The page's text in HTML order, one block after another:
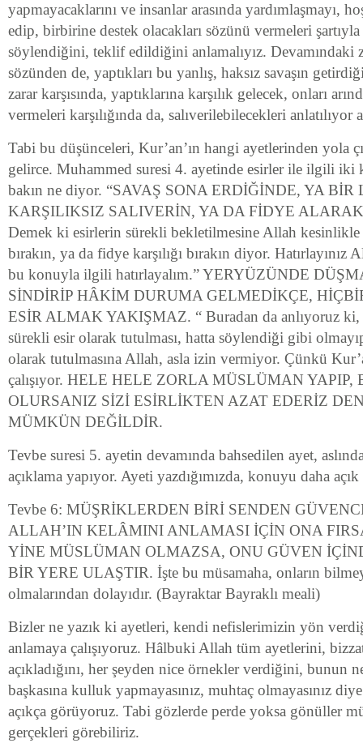
yapmayacaklarını ve insanlar arasında yardımlaşmayı,
edip, birbirine destek olacakları sözünü vermeleri şartıyla
söylendiğini, teklif edildiğini anlamalıyız. Devamındaki
sözünden de, yaptıkları bu yanlış, haksız savaşın
zarar karşısında, yaptıklarına karşılık gelecek, onları
vermeleri karşılığında da, salıverilebilecekleri anlatılıyor
Tabi bu düşünceleri, Kur’an’ın hangi ayetlerinden yola
gelirce. Muhammed suresi 4. ayetinde esirler ile ilgili iki
bakın ne diyor. “SAVAŞ SONA ERDİĞİNDE, YA
KARŞILIKSIZ SALIVERİN, YA DA FİDYE
Demek ki esirlerin sürekli bekletilmesine Allah kesinlikle
bırakın, ya da fidye karşılığı bırakın diyor.
bu konuyla ilgili hatırlayalım.” YERYÜZÜNDE
SİNDİRİP HÂKİM DURUMA GELMEDİKÇE,
ESİR ALMAK YAKIŞMAZ. “ Buradan da anlıyoruz ki,
sürekli esir olarak tutulması, hatta söylendiği gibi
olarak tutulmasına Allah, asla izin vermiyor. Çünkü
çalışıyor. HELE HELE ZORLA MÜSLÜMAN
OLURSANIZ SİZİ ESİRLİKTEN AZAT EDERİZ
MÜMKÜN DEĞİLDİR.
Tevbe suresi 5. ayetin devamında bahsedilen ayet,
açıklama yapıyor. Ayeti yazdığımızda, konuyu daha açık
Tevbe 6: MÜŞRİKLERDEN BİRİ SENDEN
ALLAH’IN KELÂMINI ANLAMASI İÇİN ONA
YİNE MÜSLÜMAN OLMAZSA, ONU GÜVEN
BİR YERE ULAŞTIR. İşte bu müsamaha, onların
olmalarından dolayıdır. (Bayraktar Bayraklı meali)
Bizler ne yazık ki ayetleri, kendi nefislerimizin yön
anlamaya çalışıyoruz. Hâlbuki Allah tüm ayetlerini,
açıkladığını, her şeyden nice örnekler verdiğini, bunun
başkasına kulluk yapmayasınız, muhtaç olmayasınız
açıkça görüyoruz. Tabi gözlerde perde yoksa gönüller
gerçekleri görebiliriz.